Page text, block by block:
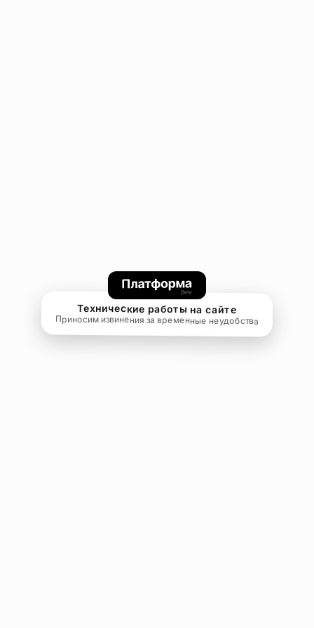
Технические работы на сайте
Приносим извинения за временные неудобства